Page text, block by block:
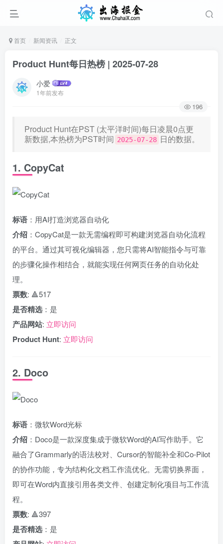
首页 新闻资讯 正文
Product Hunt每日热榜 | 2025-07-28
小爱
1年前发布
196
Product Hunt在PST (太平洋时间)每日凌晨0点更
新数据,本热榜为PST时间 2025-07-28 日的数据。
1. CopyCat
标语 ：用AI打造浏览器自动化
介绍 ：CopyCat是一款无需编程即可构建浏览器自动化流程
的平台。通过其可视化编辑器，您只需将AI智能指令与可靠
的步骤化操作相结合，就能实现任何网页任务的自动化处
理。
票数: 🔺517
是否精选 ：是
产品网站: 立即访问
Product Hunt: 立即访问
2. Doco
标语 ：微软Word光标
介绍 ：Doco是一款深度集成于微软Word的AI写作助手。它
融合了Grammarly的语法校对、Cursor的智能补全和Co-Pilot
的协作功能，专为结构化文档工作流优化。无需切换界面，
即可在Word内直接引用各类文件、创建定制化项目与工作流
程。
票数: 🔺397
是否精选 ：是